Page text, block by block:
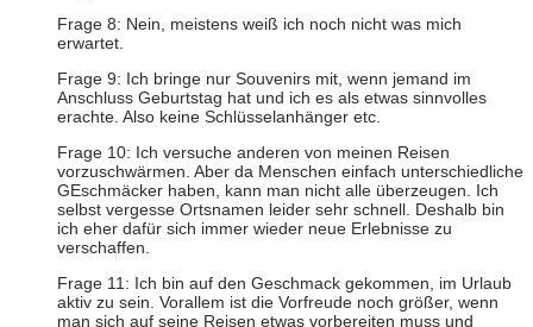
Frage 8: Nein, meistens weiß ich noch nicht was mich
erwartet.
Frage 9: Ich bringe nur Souvenirs mit, wenn jemand im
Anschluss Geburtstag hat und ich es als etwas sinnvolles
erachte. Also keine Schlüsselanhänger etc.
Frage 10: Ich versuche anderen von meinen Reisen
vorzuschwärmen. Aber da Menschen einfach unterschiedliche
GEschmäcker haben, kann man nicht alle überzeugen. Ich
selbst vergesse Ortsnamen leider sehr schnell. Deshalb bin
ich eher dafür sich immer wieder neue Erlebnisse zu
verschaffen.
Frage 11: Ich bin auf den Geschmack gekommen, im Urlaub
aktiv zu sein. Vorallem ist die Vorfreude noch größer, wenn
man sich auf seine Reisen etwas vorbereiten muss und